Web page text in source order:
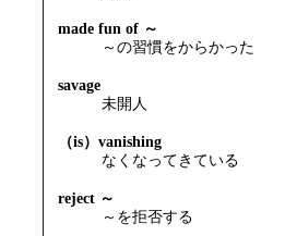
made fun of ～
～の習慣をからかった
savage
未開人
（is）vanishing
なくなってきている
reject ～
～を拒否する